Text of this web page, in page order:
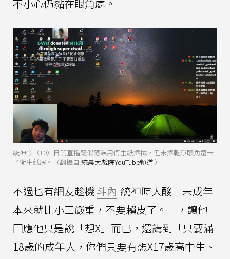
不小心仍黏在眼角處。
統神今（10）日開直播疑似落淚用衛生紙擦拭，但未擦乾淨眼角還卡
了衛生紙屑。（翻攝自 統晨大戲院YouTube頻道 ）
不過也有網友趁機斗內 統神時大酸「未成年
本來就比小三嚴重，不要賴皮了。」，讓他
回應他只是說「想X」而已，還講到「只要滿
18歲的成年人，你們只要有想X17歲高中生、